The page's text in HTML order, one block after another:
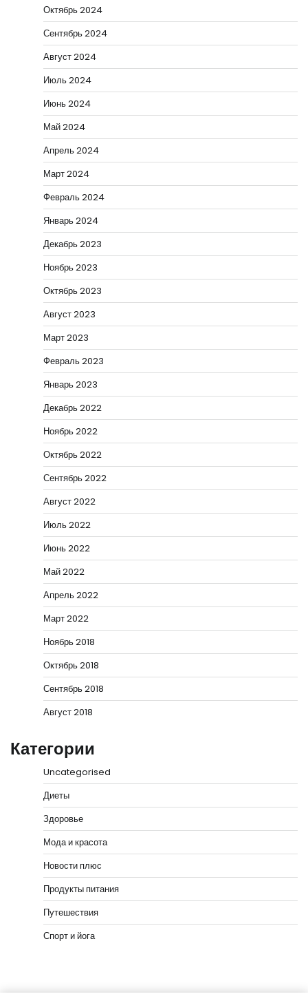
Октябрь 2024
Сентябрь 2024
Август 2024
Июль 2024
Июнь 2024
Май 2024
Апрель 2024
Март 2024
Февраль 2024
Январь 2024
Декабрь 2023
Ноябрь 2023
Октябрь 2023
Август 2023
Март 2023
Февраль 2023
Январь 2023
Декабрь 2022
Ноябрь 2022
Октябрь 2022
Сентябрь 2022
Август 2022
Июль 2022
Июнь 2022
Май 2022
Апрель 2022
Март 2022
Ноябрь 2018
Октябрь 2018
Сентябрь 2018
Август 2018
Категории
Uncategorised
Диеты
Здоровье
Мода и красота
Новости плюс
Продукты питания
Путешествия
Спорт и йога